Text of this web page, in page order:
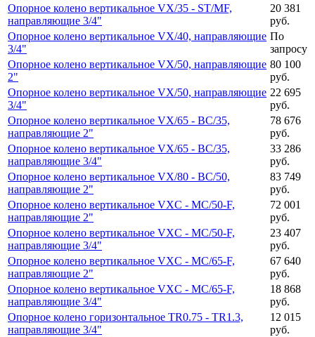
Опорное колено вертикальное VX/35 - ST/MF,
направляющие 3/4"
20 381
руб.
Опорное колено вертикальное VX/40, направляющие
3/4"
По
запросу
Опорное колено вертикальное VX/50, направляющие
2"
80 100
руб.
Опорное колено вертикальное VX/50, направляющие
3/4"
22 695
руб.
Опорное колено вертикальное VX/65 - BC/35,
направляющие 2"
78 676
руб.
Опорное колено вертикальное VX/65 - BC/35,
направляющие 3/4"
33 286
руб.
Опорное колено вертикальное VX/80 - BC/50,
направляющие 2"
83 749
руб.
Опорное колено вертикальное VXC - MC/50-F,
направляющие 2"
72 001
руб.
Опорное колено вертикальное VXC - MC/50-F,
направляющие 3/4"
23 407
руб.
Опорное колено вертикальное VXC - MC/65-F,
направляющие 2"
67 640
руб.
Опорное колено вертикальное VXC - MC/65-F,
направляющие 3/4"
18 868
руб.
Опорное колено горизонтальное TR0.75 - TR1.3,
направляющие 3/4"
12 015
руб.